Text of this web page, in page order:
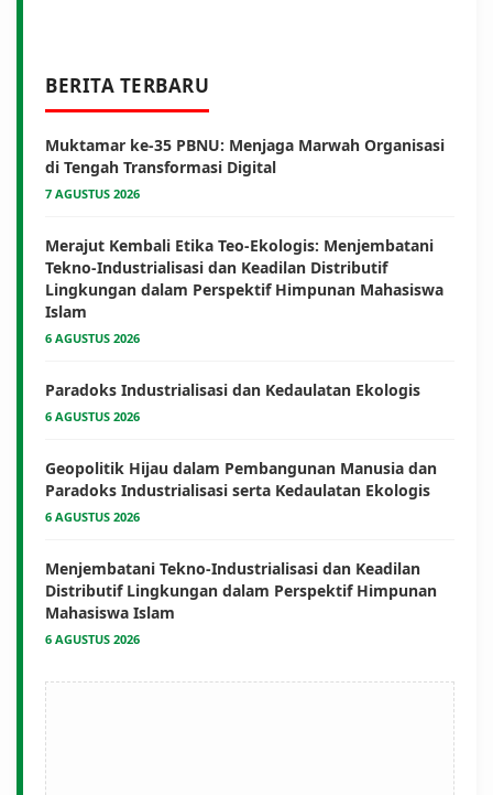
BERITA TERBARU
Muktamar ke-35 PBNU: Menjaga Marwah Organisasi
di Tengah Transformasi Digital
7 AGUSTUS 2026
Merajut Kembali Etika Teo-Ekologis: Menjembatani
Tekno-Industrialisasi dan Keadilan Distributif
Lingkungan dalam Perspektif Himpunan Mahasiswa
Islam
6 AGUSTUS 2026
Paradoks Industrialisasi dan Kedaulatan Ekologis
6 AGUSTUS 2026
Geopolitik Hijau dalam Pembangunan Manusia dan
Paradoks Industrialisasi serta Kedaulatan Ekologis
6 AGUSTUS 2026
Menjembatani Tekno-Industrialisasi dan Keadilan
Distributif Lingkungan dalam Perspektif Himpunan
Mahasiswa Islam
6 AGUSTUS 2026